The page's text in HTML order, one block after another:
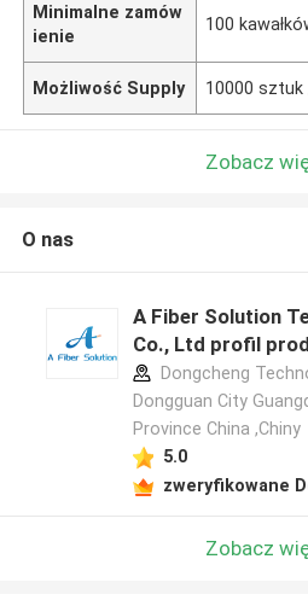
Minimalne zamów
ienie
100
Możliwość Supply 10000
Zobacz
O nas
A Fiber Solution
Co., Ltd profil
Dongcheng
Dongguan City
Province China ,Chiny
5.0
zweryfikowane
Zobacz